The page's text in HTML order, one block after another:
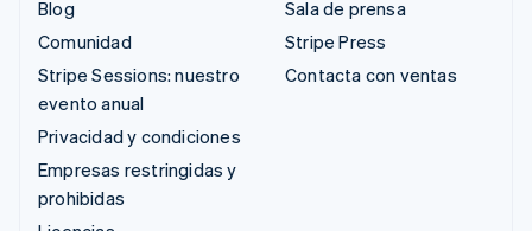
Blog
Comunidad
Stripe Sessions: nuestro
evento anual
Privacidad y condiciones
Empresas restringidas y
prohibidas
Sala de prensa
Stripe Press
Contacta con ventas